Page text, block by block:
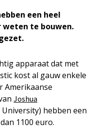
een heel
te bouwen.
apparaat dat met
kost al gauw enkele
Amerikaanse
Joshua
hebben een
1100 euro.